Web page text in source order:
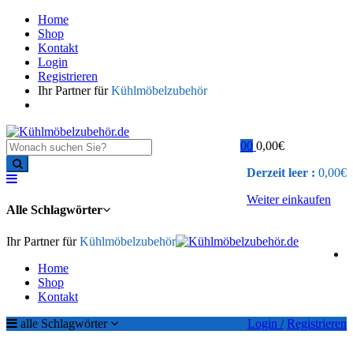
Home
Shop
Kontakt
Login
Registrieren
Ihr Partner fürKühlmöbelzubehör
0 0,00€
Derzeit leer : 0,00€
Weiter einkaufen
0
Alle Schlagwörter
Ihr Partner fürKühlmöbelzubehör
Home
Shop
Kontakt
Login / Registrieren
alle Schlagwörter